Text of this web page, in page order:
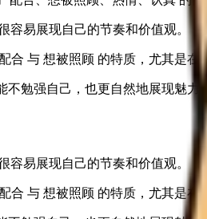
容易展现自己的节奏和价值观。
合 与 想被照顾 的特质，尤其是在
不勉强自己，也更自然地展现魅力
容易展现自己的节奏和价值观。
合 与 想被照顾 的特质，尤其是在